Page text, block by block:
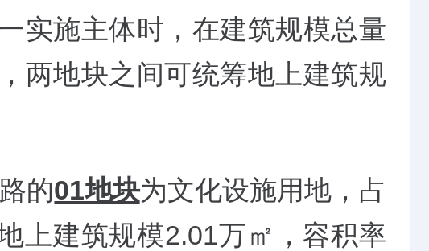
实施主体时，在建筑规模总量
两地块之间可统筹地上建筑规
的01地块为文化设施用地，占
上建筑规模2.01万㎡，容积率